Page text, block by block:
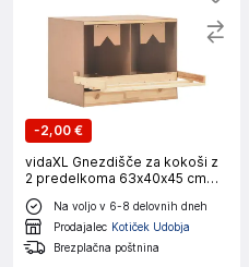
-2,00 €
vidaXL Gnezdišče za kokoši z
2 predelkoma 63x40x45 cm
trdna borovina
Na voljo v 6-8 delovnih dneh
Prodajalec Kotiček Udobja
Brezplačna poštnina